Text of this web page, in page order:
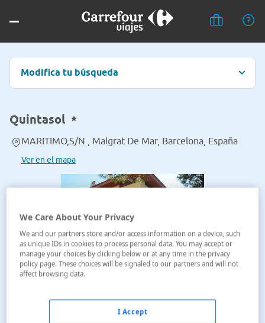
Modifica tu búsqueda
Quintasol
MARITIMO,S/N , Malgrat De Mar, Barcelona, España
Ver en el mapa
We Care About Your Privacy
We and our partners store and/or access information on a device, such
as unique IDs in cookies to process personal data. You may accept or
manage your choices by clicking below or at any time in the privacy
policy page. These choices will be signaled to our partners and will not
affect browsing data.
I Accept